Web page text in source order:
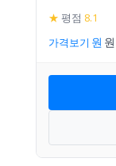
★ 평점 8.1
가격보기